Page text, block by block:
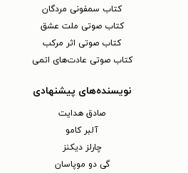
کتاب سمفونی مردگان
کتاب صوتی ملت عشق
کتاب صوتی اثر مرکب
کتاب صوتی عادت‌های اتمی
نویسنده‌های پیشنهادی
صادق هدایت
آلبر کامو
چارلز دیکنز
گی دو موپاسان